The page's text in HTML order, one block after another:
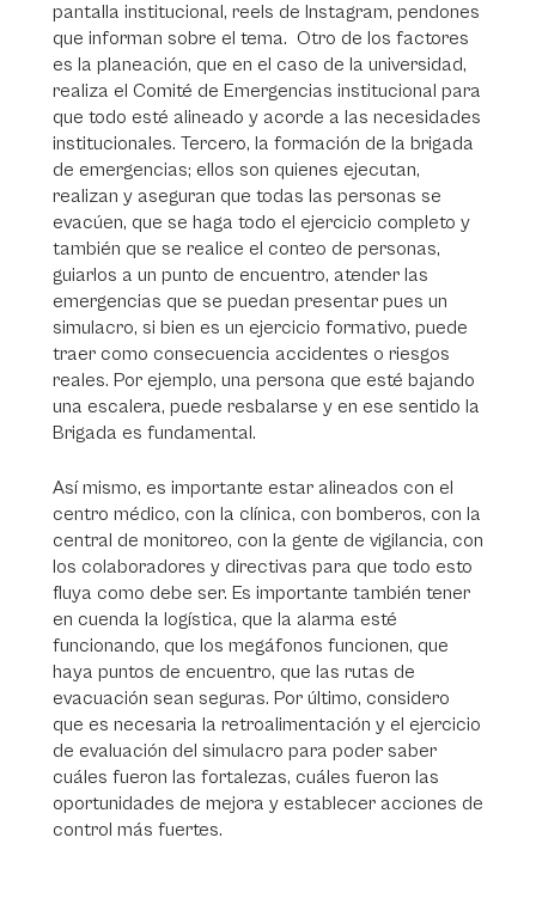
pantalla institucional, reels de Instagram, pendones
que informan sobre el tema. Otro de los factores
es la planeación, que en el caso de la universidad,
realiza el Comité de Emergencias institucional para
que todo esté alineado y acorde a las necesidades
institucionales. Tercero, la formación de la brigada
de emergencias; ellos son quienes ejecutan,
realizan y aseguran que todas las personas se
evacúen, que se haga todo el ejercicio completo y
también que se realice el conteo de personas,
guiarlos a un punto de encuentro, atender las
emergencias que se puedan presentar pues un
simulacro, si bien es un ejercicio formativo, puede
traer como consecuencia accidentes o riesgos
reales. Por ejemplo, una persona que esté bajando
una escalera, puede resbalarse y en ese sentido la
Brigada es fundamental.
Así mismo, es importante estar alineados con el
centro médico, con la clínica, con bomberos, con la
central de monitoreo, con la gente de vigilancia, con
los colaboradores y directivas para que todo esto
fluya como debe ser. Es importante también tener
en cuenda la logística, que la alarma esté
funcionando, que los megáfonos funcionen, que
haya puntos de encuentro, que las rutas de
evacuación sean seguras. Por último, considero
que es necesaria la retroalimentación y el ejercicio
de evaluación del simulacro para poder saber
cuáles fueron las fortalezas, cuáles fueron las
oportunidades de mejora y establecer acciones de
control más fuertes.